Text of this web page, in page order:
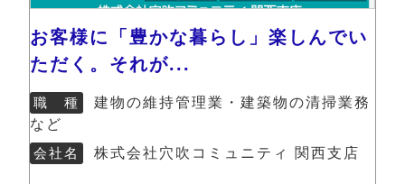
お客様に「豊かな暮らし」楽しんでい
ただく。それが...
職 種
建物の維持管理業・建築物の清掃業務
など
会社名
株式会社穴吹コミュニティ 関西支店